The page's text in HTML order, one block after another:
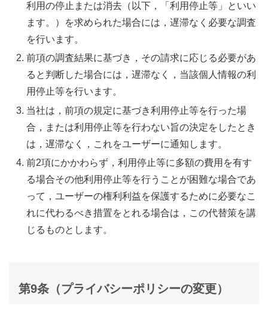
利用の停止または消去（以下，「利用停止等」といい
ます。）を求められた場合には，遅滞なく必要な調査
を行います。
前項の調査結果に基づき，その請求に応じる必要があ
ると判断した場合には，遅滞なく，当該個人情報の利
用停止等を行います。
当社は，前項の規定に基づき利用停止等を行った場
合，または利用停止等を行わない旨の決定をしたとき
は，遅滞なく，これをユーザーに通知します。
前2項にかかわらず，利用停止等に多額の費用を有す
る場合その他利用停止等を行うことが困難な場合であ
って，ユーザーの権利利益を保護するために必要なこ
れに代わるべき措置をとれる場合は，この代替策を講
じるものとします。
第9条（プライバシーポリシーの変更）